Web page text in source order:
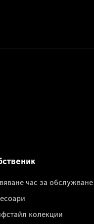
час за обслужване
колекции